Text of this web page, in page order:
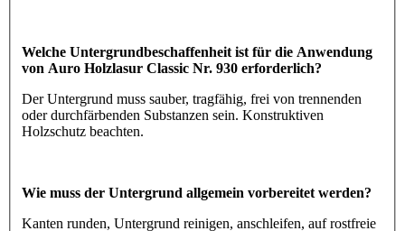
Welche Untergrundbeschaffenheit ist für die Anwendung
von Auro Holzlasur Classic Nr. 930 erforderlich?
Der Untergrund muss sauber, tragfähig, frei von trennenden
oder durchfärbenden Substanzen sein. Konstruktiven
Holzschutz beachten.
Wie muss der Untergrund allgemein vorbereitet werden?
Kanten runden, Untergrund reinigen, anschleifen, auf rostfreie